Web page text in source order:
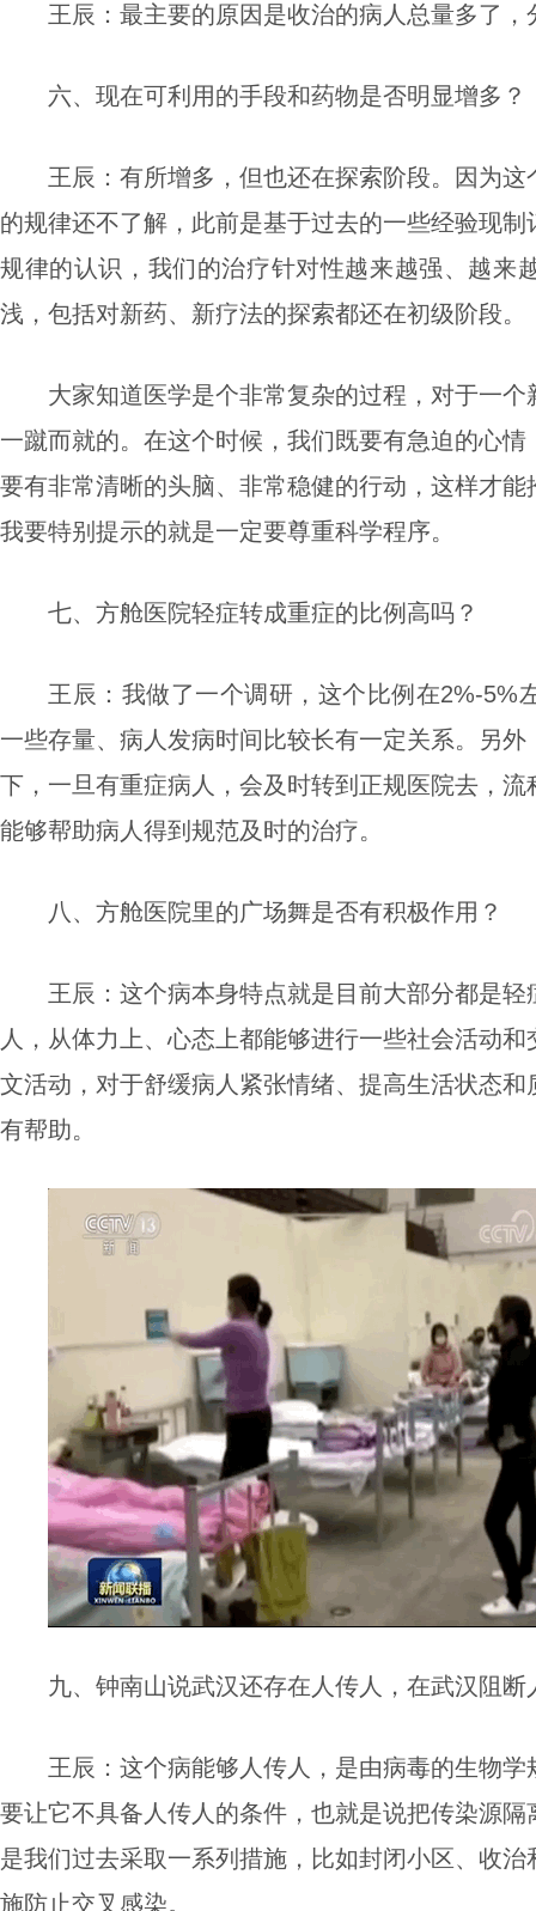
王辰： 最主要的原因是收治的病人总量多了，
六、现在可利用的手段和药物是否明显增多？
王辰：有所增多，但也还在探索阶段。
因为这
的规律还不了解，此前是基于过去的一些经验现
规律的认识，我们的治疗针对性越来越强、越来
浅， 包括对新药、新疗法的探索都还在初级阶段。
大家知道医学是个非常复杂的过程，对于一
一蹴而就的。在这个时候，我们既要有急迫的心
要有非常清晰的头脑、非常稳健的行动，这样才能
我要特别提示的就是一定要尊重科学程序。
七、方舱医院轻症转成重症的比例高吗？
王辰： 我做了一个调研，这个比例在2%-5%
一些存量、病人发病时间比较长有一定关系。另
下，一旦有重症病人，会及时转到正规医院去，
能够帮助病人得到规范及时的治疗。
八、方舱医院里的广场舞是否有积极作用？
王辰：这个病本身特点就是目前大部分都是
人，从体力上、心态上都能够进行一些社会活动
文活动，对于舒缓病人紧张情绪、提高生活状态
有帮助。
九、钟南山说武汉还存在人传人，在武汉阻
王辰：这个病能够人传人，是由病毒的生物学
要让它不具备人传人的条件，也就是说把传染源
是我们过去采取一系列措施，比如封闭小区、收
施防止交叉感染。